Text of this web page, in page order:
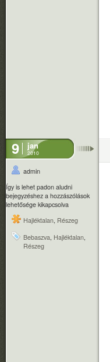
9 jan
2010
admin
Így is lehet padon aludni
bejegyzéshez a hozzászólások
lehetősége kikapcsolva
Hajléktalan Részeg
Bebaszva Hajléktalan
Részeg